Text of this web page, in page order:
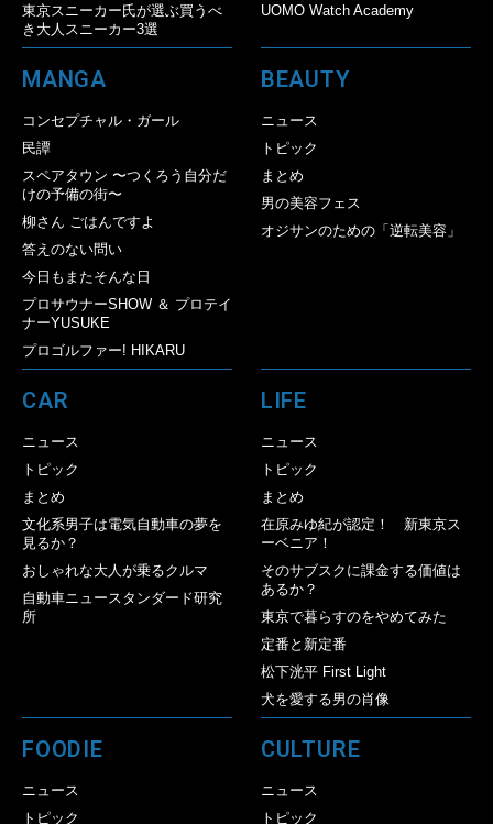
東京スニーカー氏が選ぶ買うべ
き大人スニーカー3選
UOMO Watch Academy
MANGA
コンセプチャル・ガール
民譚
スペアタウン 〜つくろう自分だ
けの予備の街〜
柳さん ごはんですよ
答えのない問い
今日もまたそんな日
プロサウナーSHOW ＆ プロテイ
ナーYUSUKE
プロゴルファー! HIKARU
BEAUTY
ニュース
トピック
まとめ
男の美容フェス
オジサンのための「逆転美容」
CAR
ニュース
トピック
まとめ
文化系男子は電気自動車の夢を
見るか？
おしゃれな大人が乗るクルマ
自動車ニュースタンダード研究
所
LIFE
ニュース
トピック
まとめ
在原みゆ紀が認定！ 新東京ス
ーベニア！
そのサブスクに課金する価値は
あるか？
東京で暮らすのをやめてみた
定番と新定番
松下洸平 First Light
犬を愛する男の肖像
FOODIE
ニュース
トピック
CULTURE
ニュース
トピック